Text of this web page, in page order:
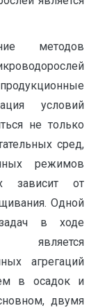
методов
условий
не только
сред,
режимов
зависит от
Одной
в ходе
является
агрегаций
в осадок и
двумя